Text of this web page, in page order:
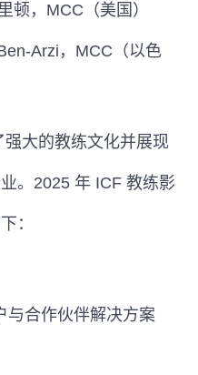
顿，MCC（美国）
Arzi，MCC（以色
大的教练文化并展现
。2025 年 ICF 教练影
：
与合作伙伴解决方案